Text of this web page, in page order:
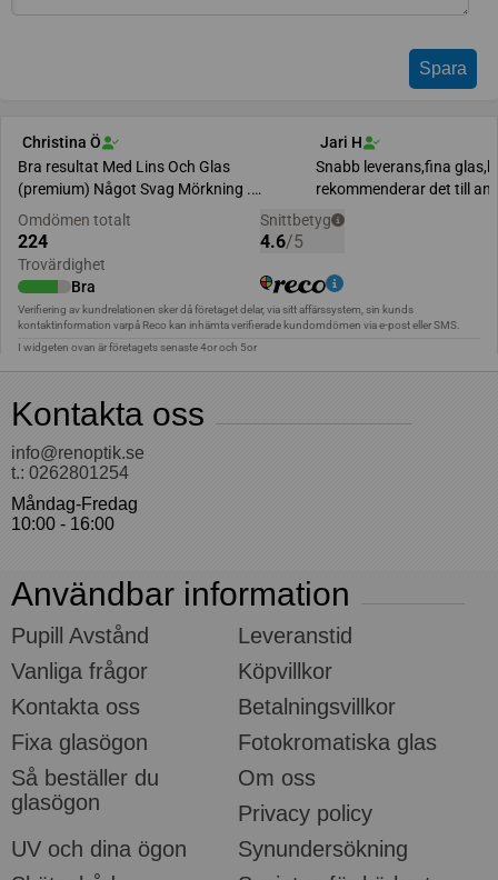
Kontakta oss
info@renoptik.se
t.: 0262801254
Måndag-Fredag
10:00 - 16:00
Användbar information
Pupill Avstånd
Leveranstid
Vanliga frågor
Köpvillkor
Kontakta oss
Betalningsvillkor
Fixa glasögon
Fotokromatiska glas
Så beställer du
glasögon
Om oss
Privacy policy
UV och dina ögon
Synundersökning